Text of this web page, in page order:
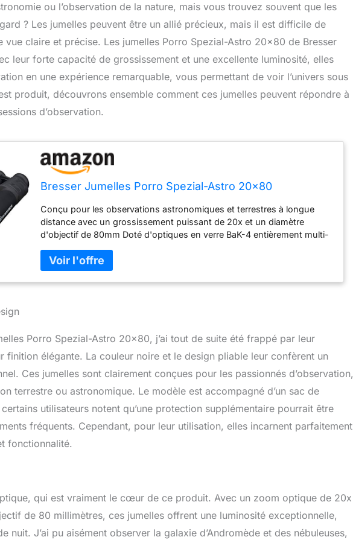
ou l’observation de la nature, mais vous trouvez souvent que les
? Les jumelles peuvent être un allié précieux, mais il est difficile de
vue claire et précise. Les jumelles Porro Spezial-Astro 20×80 de Bresser
leur forte capacité de grossissement et une excellente luminosité, elles
en une expérience remarquable, vous permettant de voir l’univers sous
produit, découvrons ensemble comment ces jumelles peuvent répondre à
d’observation.
Bresser Jumelles Porro Spezial-Astro 20x80
Conçu pour les observations astronomiques et terrestres à longue
distance avec un grossissement puissant de 20x et un diamètre
d'objectif de 80mm Doté d'optiques en verre BaK-4 entièrement multi-
netteté de bord à bord Équipé d'un adaptateur de trépied robuste,
permettant un montage stable et équilibré sur des trépieds standard
Réglage de dioptrie et œilletons en caoutchouc repliables pour une
Porro Spezial-Astro 20×80, j’ai tout de suite été frappé par leur
finition élégante. La couleur noire et le design pliable leur confèrent un
Ces jumelles sont clairement conçues pour les passionnés d’observation,
terrestre ou astronomique. Le modèle est accompagné d’un sac de
utilisateurs notent qu’une protection supplémentaire pourrait être
fréquents. Cependant, pour leur utilisation, elles incarnent parfaitement
fonctionnalité.
qui est vraiment le cœur de ce produit. Avec un zoom optique de 20x
de 80 millimètres, ces jumelles offrent une luminosité exceptionnelle,
nuit. J’ai pu aisément observer la galaxie d’Andromède et des nébuleuses,